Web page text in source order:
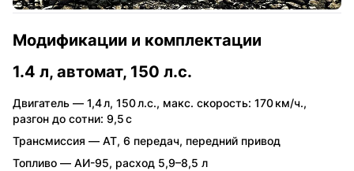
Модификации и комплектации
1.4 л, автомат, 150 л.с.
Двигатель — 1,4 л, 150 л.с., макс. скорость: 170 км/ч.,
разгон до сотни: 9,5 с
Трансмиссия — AT, 6 передач, передний привод
Топливо — АИ-95, расход 5,9–8,5 л